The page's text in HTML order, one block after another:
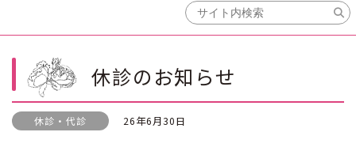
休診のお知らせ
休診・代診 26年6月30日